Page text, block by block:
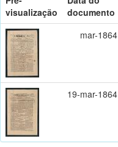
visualização
documento
mar-1864
19-mar-1864